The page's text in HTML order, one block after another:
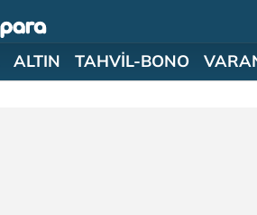
ALTIN TAHVİL-BONO